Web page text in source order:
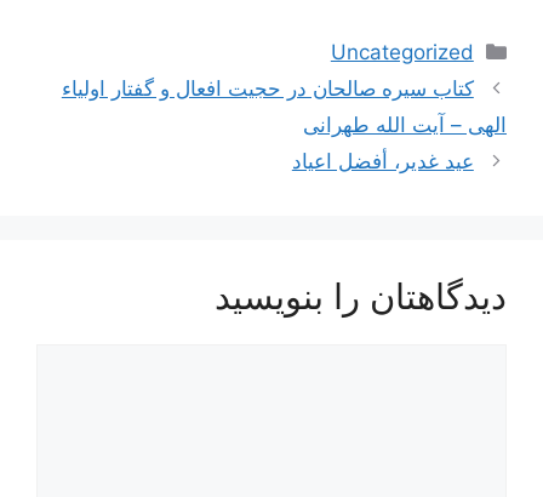
دسته‌ها
Uncategorized
ناوبری
نوشته‌ها
کتاب سیره صالحان در حجیت افعال و گفتار اولیاء
الهی – آیت الله طهرانی
عيد غدير، أفضل اعياد
دیدگاهتان را بنویسید